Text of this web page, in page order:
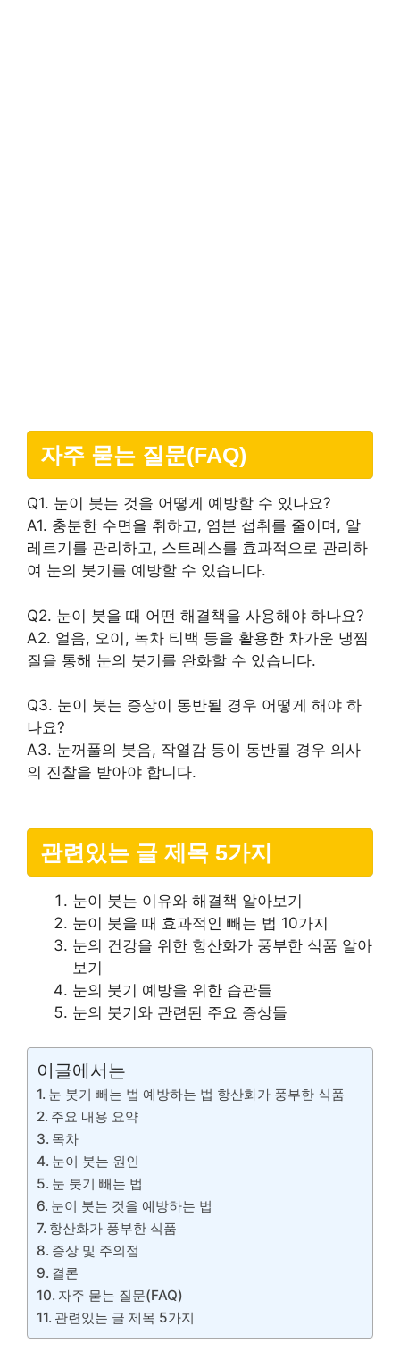
자주 묻는 질문(FAQ)
Q1. 눈이 붓는 것을 어떻게 예방할 수 있나요?
A1. 충분한 수면을 취하고, 염분 섭취를 줄이며, 알
레르기를 관리하고, 스트레스를 효과적으로 관리하
여 눈의 붓기를 예방할 수 있습니다.
Q2. 눈이 붓을 때 어떤 해결책을 사용해야 하나요?
A2. 얼음, 오이, 녹차 티백 등을 활용한 차가운 냉찜
질을 통해 눈의 붓기를 완화할 수 있습니다.
Q3. 눈이 붓는 증상이 동반될 경우 어떻게 해야 하
나요?
A3. 눈꺼풀의 붓음, 작열감 등이 동반될 경우 의사
의 진찰을 받아야 합니다.
관련있는 글 제목 5가지
눈이 붓는 이유와 해결책 알아보기
눈이 붓을 때 효과적인 빼는 법 10가지
눈의 건강을 위한 항산화가 풍부한 식품 알아
보기
눈의 붓기 예방을 위한 습관들
눈의 붓기와 관련된 주요 증상들
이글에서는
눈 붓기 빼는 법 예방하는 법 항산화가 풍부한 식품
주요 내용 요약
목차
눈이 붓는 원인
눈 붓기 빼는 법
눈이 붓는 것을 예방하는 법
항산화가 풍부한 식품
증상 및 주의점
결론
자주 묻는 질문(FAQ)
관련있는 글 제목 5가지